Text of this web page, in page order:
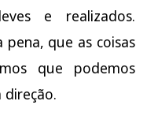
e realizados.
pena, que as coisas
que podemos